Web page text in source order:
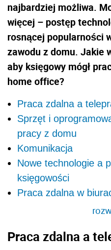
najbardziej możliwa.
więcej – postęp
rosnącej popularności
zawodu z domu. Jakie
aby księgowy mógł
home office?
Praca zdalna a
Sprzęt i
pracy z domu
Komunikacja
Nowe technologie a
księgowości
Praca zdalna w
Praca zdalna a